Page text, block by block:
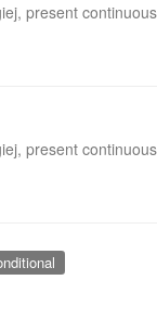
present
present